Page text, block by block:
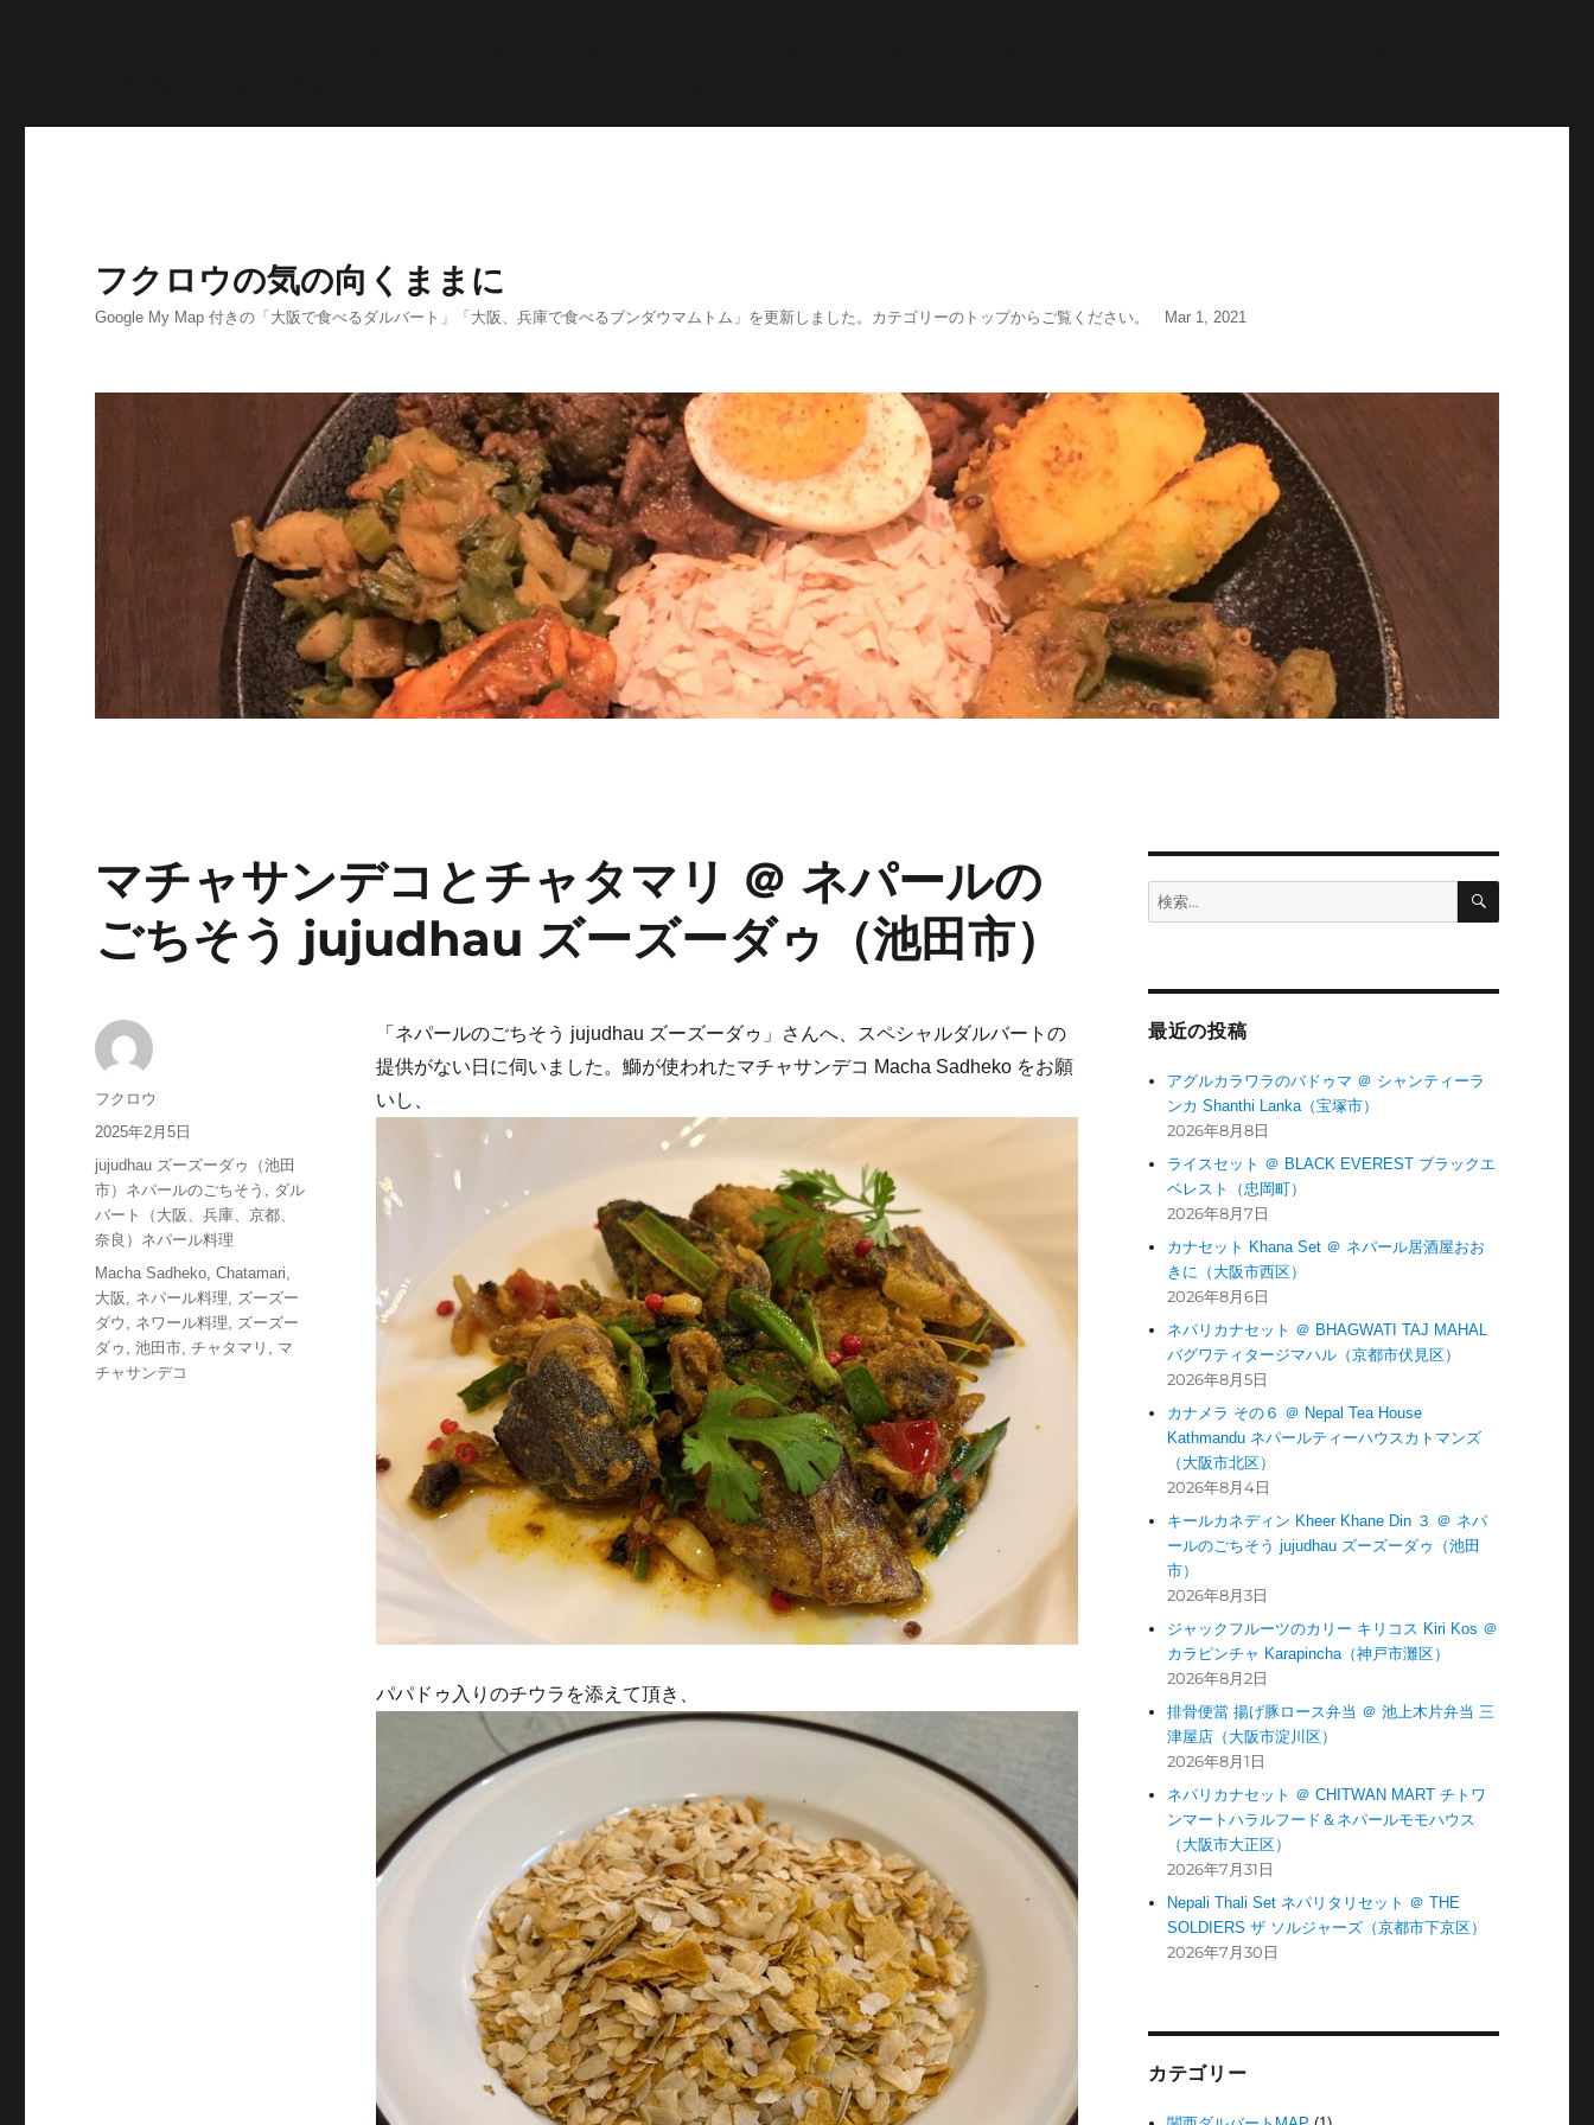
フクロウの気の向くままに
Google My Map 付きの「大阪で食べるダルバート」「大阪、兵庫で食べるブンダウマムトム」を更新しました。カテゴリーのトップからご覧ください。 Mar 1, 2021
マチャサンデコとチャタマリ ＠ ネパールの
ごちそう jujudhau ズーズーダゥ（池田市）
「ネパールのごちそう jujudhau ズーズーダゥ」さんへ、スペシャルダルバートの
提供がない日に伺いました。鰤が使われたマチャサンデコ Macha Sadheko をお願
いし、
パパドゥ入りのチウラを添えて頂き、
投
稿
フクロウ
投
稿
日:
2025年2月5日
カ
テ
ゴ
リ
ー
jujudhau ズーズーダゥ（池田
市）ネパールのごちそう , ダル
バート（大阪、兵庫、京都、
奈良）ネパール料理
タ
グ
Macha Sadheko,Chatamari,
大阪 , ネパール料理, ズーズー
ダウ , ネワール料理, ズーズー
ダゥ ,池田市,チャタマリ , マ
チャサンデコ
検
索:
検
最近の投稿
アグルカラワラのバドゥマ ＠ シャンティーラ
ンカ Shanthi Lanka（宝塚市）
2026年8月8日
ライスセット ＠ BLACK EVEREST ブラックエ
ベレスト（忠岡町）
2026年8月7日
カナセット Khana Set ＠ ネパール居酒屋おお
きに（大阪市西区）
2026年8月6日
ネパリカナセット ＠ BHAGWATI TAJ MAHAL
バグワティタージマハル（京都市伏見区）
2026年8月5日
カナメラ その６ ＠ Nepal Tea House
Kathmandu ネパールティーハウスカトマンズ
（大阪市北区）
2026年8月4日
キールカネディン Kheer Khane Din ３ ＠ ネパ
ールのごちそう jujudhau ズーズーダゥ（池田
市）
2026年8月3日
ジャックフルーツのカリー キリコス Kiri Kos ＠
カラピンチャ Karapincha（神戸市灘区）
2026年8月2日
排骨便當 揚げ豚ロース弁当 ＠ 池上木片弁当 三
津屋店（大阪市淀川区）
2026年8月1日
ネパリカナセット ＠ CHITWAN MART チトワ
ンマートハラルフード＆ネパールモモハウス
（大阪市大正区）
2026年7月31日
Nepali Thali Set ネパリタリセット ＠ THE
SOLDIERS ザ ソルジャーズ（京都市下京区）
2026年7月30日
カテゴリー